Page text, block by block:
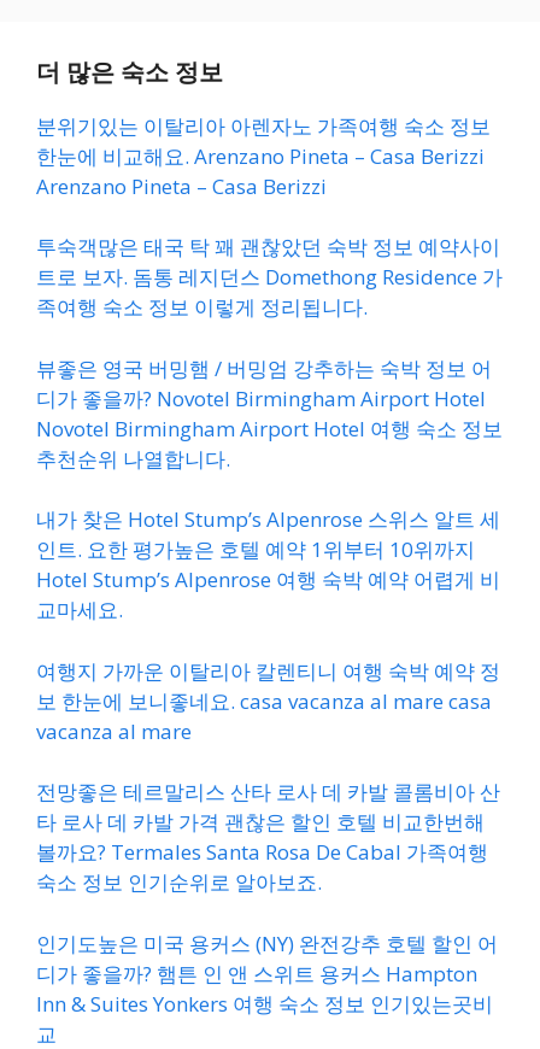
더 많은 숙소 정보
분위기있는 이탈리아 아렌자노 가족여행 숙소 정보
한눈에 비교해요. Arenzano Pineta – Casa Berizzi
Arenzano Pineta – Casa Berizzi
투숙객많은 태국 탁 꽤 괜찮았던 숙박 정보 예약사이
트로 보자. 돔통 레지던스 Domethong Residence 가
족여행 숙소 정보 이렇게 정리됩니다.
뷰좋은 영국 버밍햄 / 버밍엄 강추하는 숙박 정보 어
디가 좋을까? Novotel Birmingham Airport Hotel
Novotel Birmingham Airport Hotel 여행 숙소 정보
추천순위 나열합니다.
내가 찾은 Hotel Stump’s Alpenrose 스위스 알트 세
인트. 요한 평가높은 호텔 예약 1위부터 10위까지
Hotel Stump’s Alpenrose 여행 숙박 예약 어렵게 비
교마세요.
여행지 가까운 이탈리아 칼렌티니 여행 숙박 예약 정
보 한눈에 보니좋네요. casa vacanza al mare casa
vacanza al mare
전망좋은 테르말리스 산타 로사 데 카발 콜롬비아 산
타 로사 데 카발 가격 괜찮은 할인 호텔 비교한번해
볼까요? Termales Santa Rosa De Cabal 가족여행
숙소 정보 인기순위로 알아보죠.
인기도높은 미국 용커스 (NY) 완전강추 호텔 할인 어
디가 좋을까? 햄튼 인 앤 스위트 용커스 Hampton
Inn & Suites Yonkers 여행 숙소 정보 인기있는곳비
교